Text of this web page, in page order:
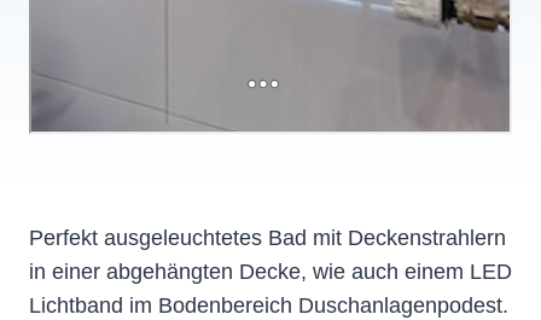
Perfekt ausgeleuchtetes Bad mit Deckenstrahlern
in einer abgehängten Decke, wie auch einem LED
Lichtband im Bodenbereich Duschanlagenpodest.